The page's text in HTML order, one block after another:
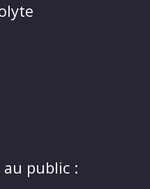
au public :